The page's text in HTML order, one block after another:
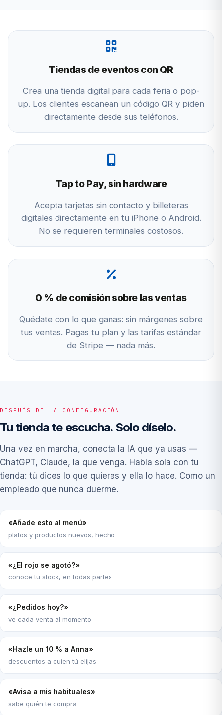
Tiendas de eventos con QR
Crea una tienda digital para cada feria o pop-
up. Los clientes escanean un código QR y piden
directamente desde sus teléfonos.
Tap to Pay, sin hardware
Acepta tarjetas sin contacto y billeteras
digitales directamente en tu iPhone o Android.
No se requieren terminales costosos.
0 % de comisión sobre las ventas
Quédate con lo que ganas: sin márgenes sobre
tus ventas. Pagas tu plan y las tarifas estándar
de Stripe — nada más.
DESPUÉS DE LA CONFIGURACIÓN
Tu tienda te escucha. Solo díselo.
Una vez en marcha, conecta la IA que ya usas —
ChatGPT, Claude, la que venga. Habla sola con tu
tienda: tú dices lo que quieres y ella lo hace. Como un
empleado que nunca duerme.
«Añade esto al menú»
platos y productos nuevos, hecho
«¿El rojo se agotó?»
conoce tu stock, en todas partes
«¿Pedidos hoy?»
ve cada venta al momento
«Hazle un 10 % a Anna»
descuentos a quien tú elijas
«Avisa a mis habituales»
sabe quién te compra